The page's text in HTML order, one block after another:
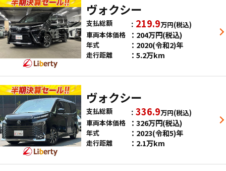
ヴォクシー
支払総額 219.9万円(税込)
車両本体価格
204万円(税込)
年式 2020(令和2)年
走行距離 5.2万km
ヴォクシー
支払総額 336.9万円(税込)
車両本体価格
326万円(税込)
年式 2023(令和5)年
走行距離 2.1万km